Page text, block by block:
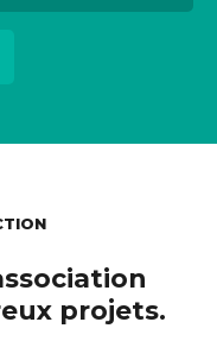
projets.